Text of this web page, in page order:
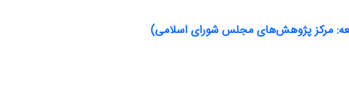
مرکز پژوهش‌های مجلس شورای اسلامی)